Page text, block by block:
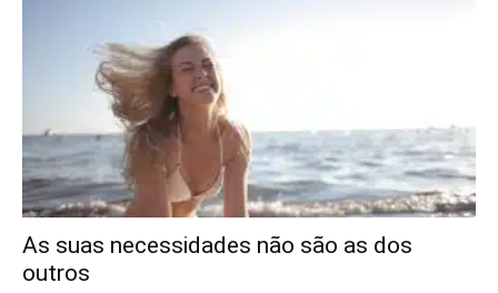
As suas necessidades não são as dos
outros